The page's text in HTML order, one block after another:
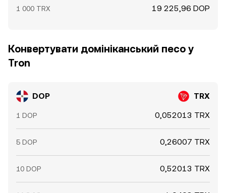
1 000 TRX 19 225,96 DOP
Конвертувати домініканський песо у
Tron
DOP TRX
1 DOP 0,052013 TRX
5 DOP 0,26007 TRX
10 DOP 0,52013 TRX